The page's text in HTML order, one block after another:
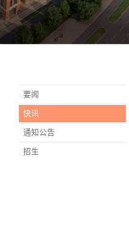
要闻
快讯
通知公告
招生